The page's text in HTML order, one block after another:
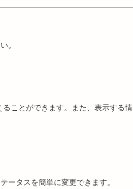
。
ことができます。また、表示する情
ータスを簡単に変更できます。